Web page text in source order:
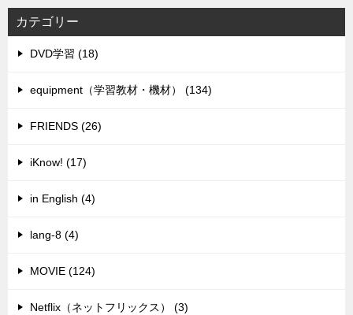
カテゴリー
DVD学習 (18)
equipment（学習教材・機材） (134)
FRIENDS (26)
iKnow! (17)
in English (4)
lang-8 (4)
MOVIE (124)
Netflix（ネットフリックス） (3)